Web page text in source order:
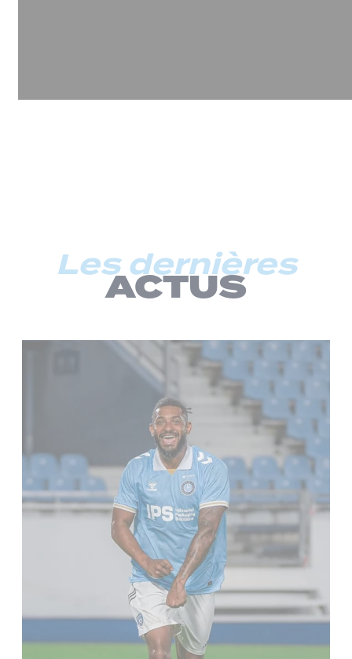
Les dernières
ACTUS